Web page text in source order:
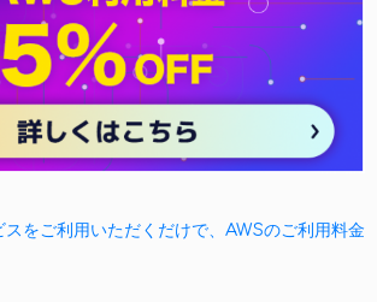
をご利用いただくだけで、AWSのご利用料金